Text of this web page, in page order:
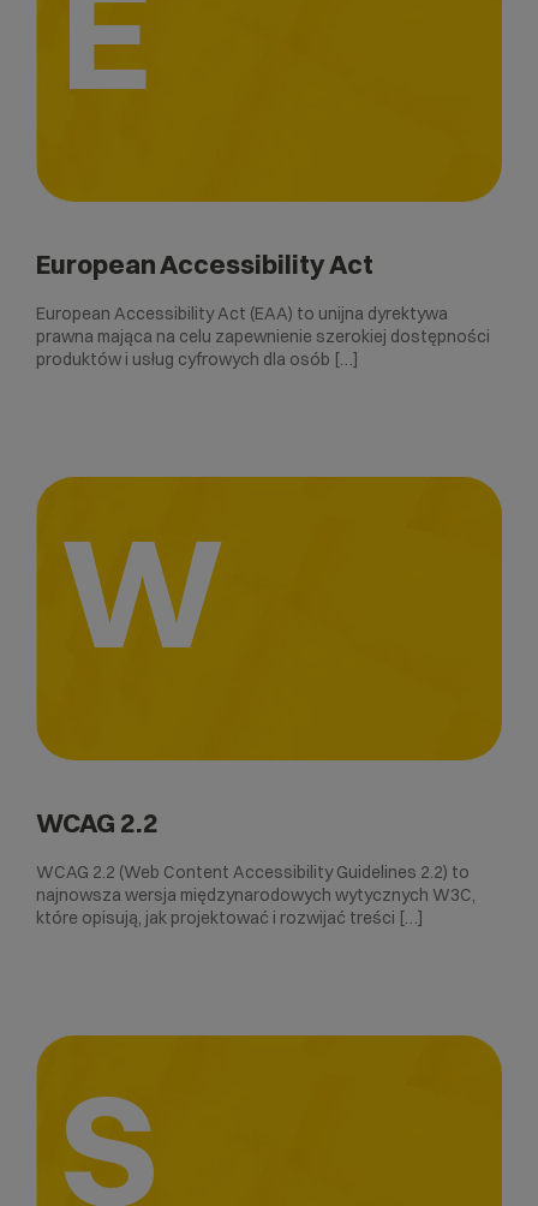
European Accessibility Act
European Accessibility Act (EAA) to unijna dyrektywa
prawna mająca na celu zapewnienie szerokiej dostępności
produktów i usług cyfrowych dla osób […]
W
WCAG 2.2
WCAG 2.2 (Web Content Accessibility Guidelines 2.2) to
najnowsza wersja międzynarodowych wytycznych W3C,
które opisują, jak projektować i rozwijać treści […]
S